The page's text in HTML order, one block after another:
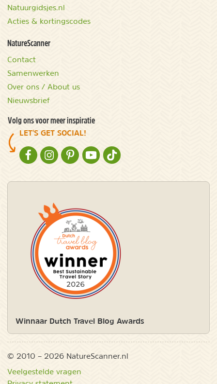
Natuurgidsjes.nl
Acties & kortingscodes
NatureScanner
Contact
Samenwerken
Over ons / About us
Nieuwsbrief
Volg ons voor meer inspiratie
LET'S GET SOCIAL!
NATURESCANNER OP FACEBOOK
NATURESCANNER OP INSTAGRAM
NATURESCANNER OP PINTEREST
NATURESCANNER OP YOUTUBE
NATURESCANNER OP TIKTOK
Winnaar Dutch Travel Blog Awards
© 2010 – 2026 NatureScanner.nl
Veelgestelde vragen